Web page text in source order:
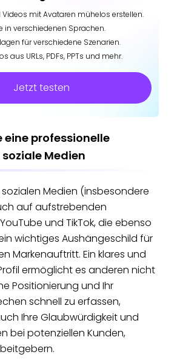
Videos mit Avataren mühelos erstellen.
in verschiedenen Sprachen.
für verschiedene Szenarien.
aus URLs, PDFs, PPTs und mehr.
Jetzt testen
eine professionelle
Medien
sozialen Medien (insbesondere
auf aufstrebenden
und TikTok, die ebenso
wichtiges Aushängeschild für
Markenauftritt. Ein klares und
ermöglicht es anderen nicht
Positionierung und Ihr
schnell zu erfassen,
Ihre Glaubwürdigkeit und
bei potenziellen Kunden,